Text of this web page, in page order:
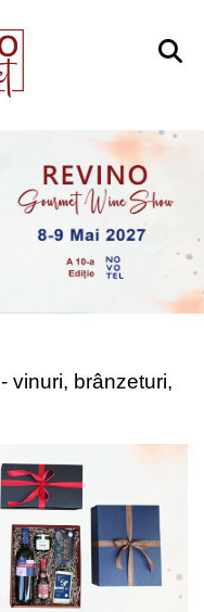
- vinuri, brânzeturi,